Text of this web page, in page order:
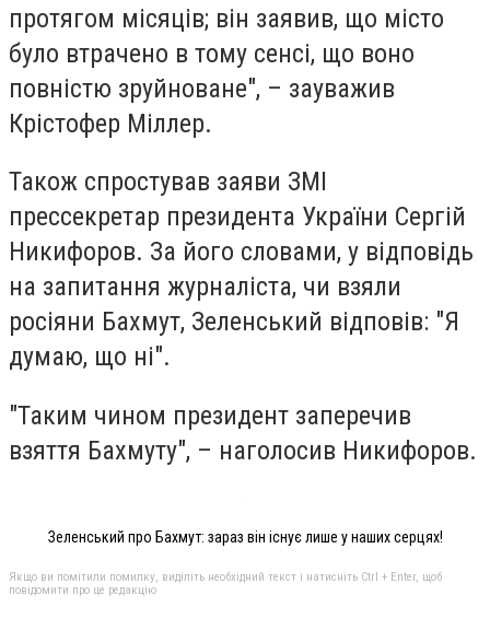
протягом місяців; він заявив, що місто
було втрачено в тому сенсі, що воно
повністю зруйноване", – зауважив
Крістофер Міллер.
Також спростував заяви ЗМІ
прессекретар президента України Сергій
Никифоров. За його словами, у відповідь
на запитання журналіста, чи взяли
росіяни Бахмут, Зеленський відповів: "Я
думаю, що ні".
"Таким чином президент заперечив
взяття Бахмуту", – наголосив Никифоров.
Зеленський про Бахмут: зараз він існує лише у наших серцях!
Якщо ви помітили помилку, виділіть необхідний текст і натисніть Ctrl + Enter, щоб
повідомити про це редакцію